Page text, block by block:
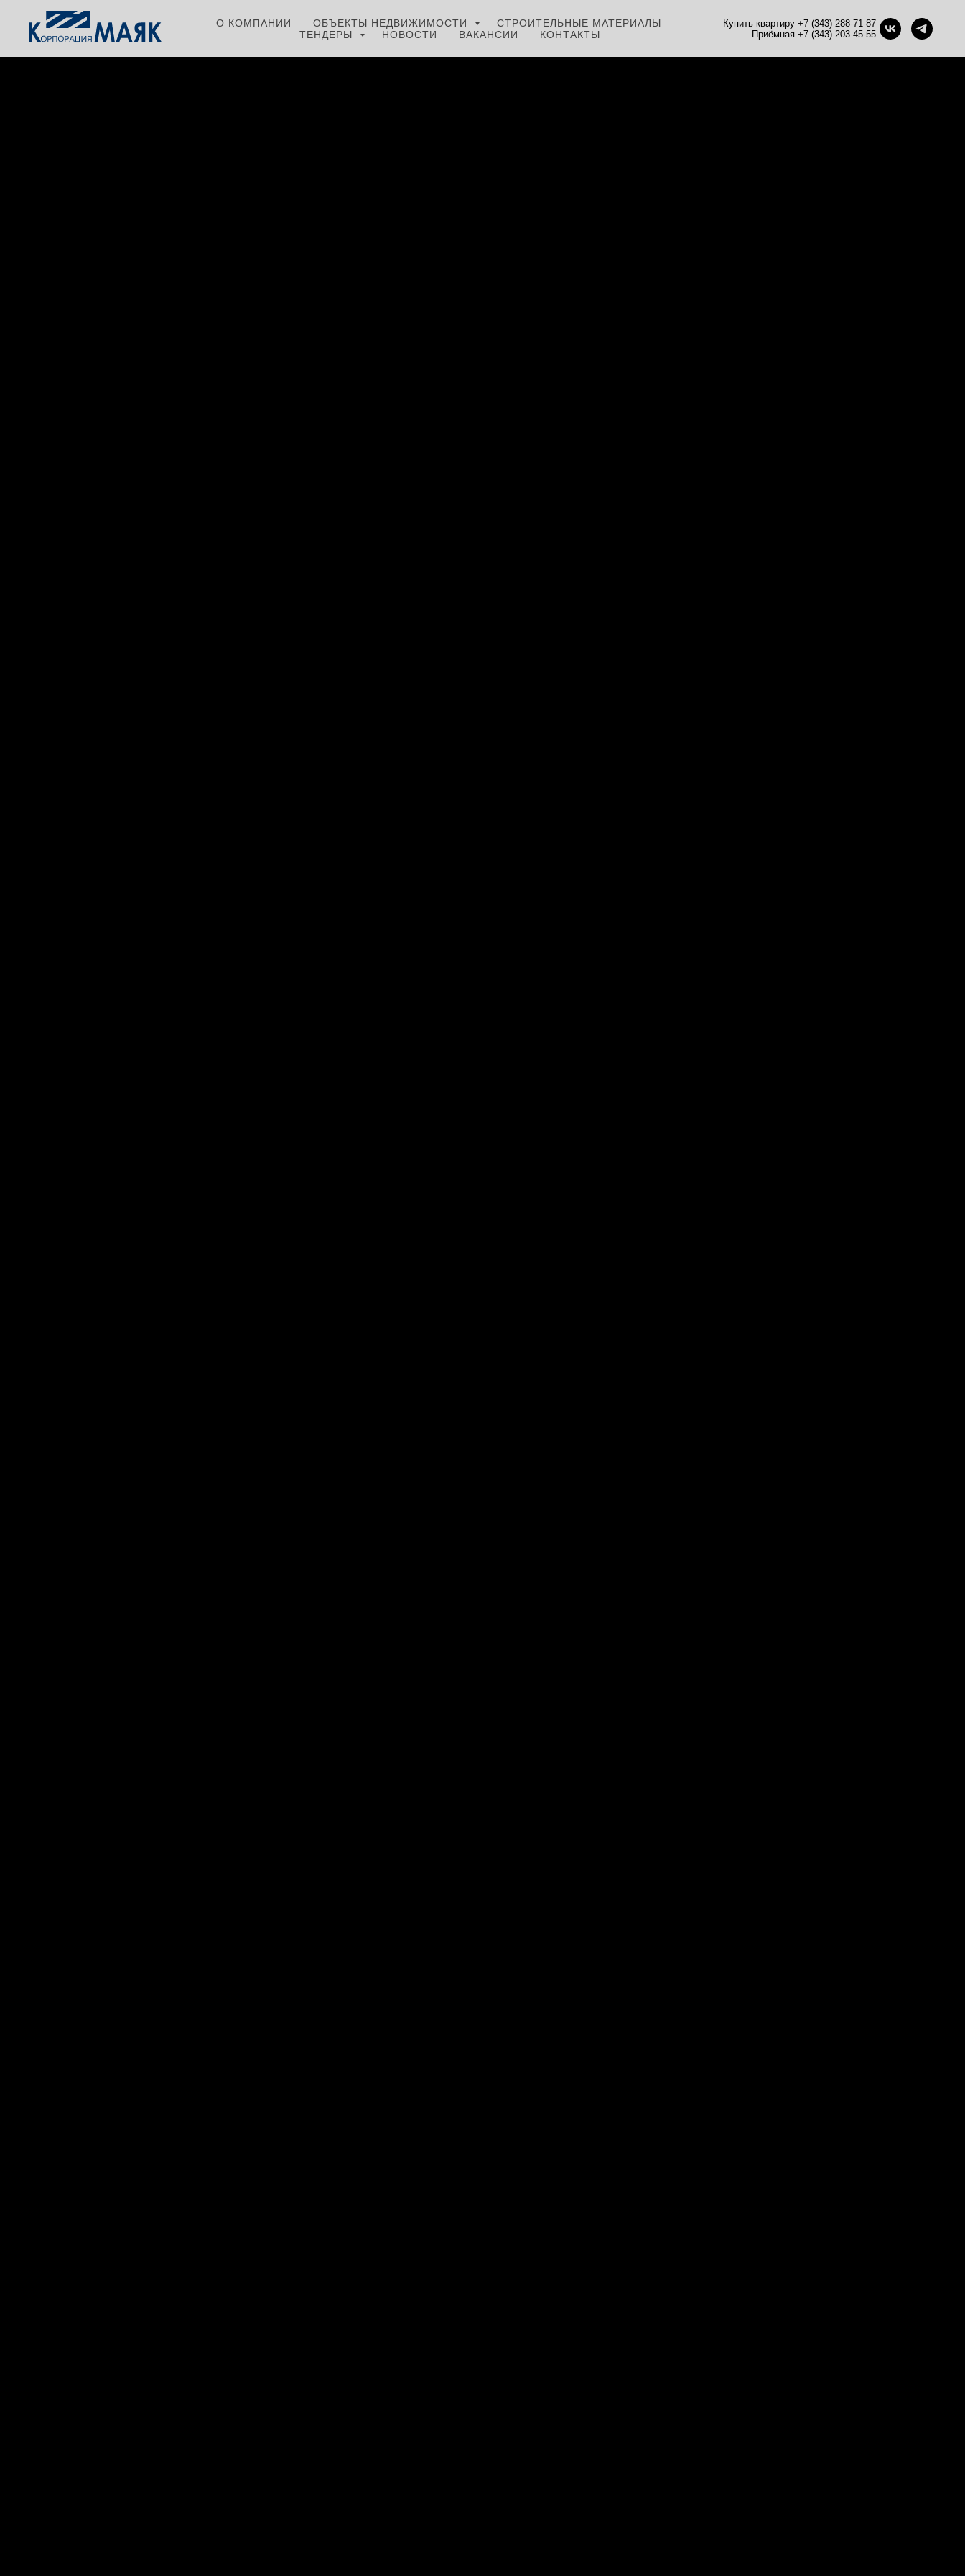
О КОМПАНИИ ОБЪЕКТЫ НЕДВИЖИМОСТИ
СТРОИТЕЛЬНЫЕ МАТЕРИАЛЫ
ТЕНДЕРЫ
НОВОСТИ ВАКАНСИИ КОНТАКТЫ
Купить квартиру +7 (343) 288-71-87
Приёмная +7 (343) 203-45-55